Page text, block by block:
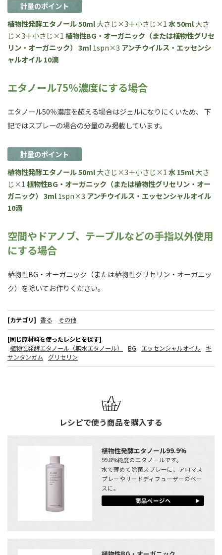
計量のポイント
植物性発酵エタノール 50ml大さじ×3＋小さじ×1水 50ml大さ
じ×3＋小さじ×1植物性BG・オーガニック（または植物性グリセ
リン・オーガニック） 3ml1spn×3アンチウイルス・エッセンシ
ャルオイル 10滴
エタノール75％濃度にする場合
エタノール50％濃度を超える場合はジェルになりにくいため、 下
記ではスプレーの場合の分量のみ掲載しています。
計量のポイント
植物性発酵エタノール 50ml大さじ×3＋小さじ×1水 15ml大さ
じ×1植物性BG・オーガニック（または植物性グリセリン・オー
ガニック） 3ml1spn×3アンチウイルス・エッセンシャルオイル
10滴
空間やドアノブ、テーブルなどの手指以外使用
にする場合
植物性BG・オーガニック（または植物性グリセリン・オーガニッ
ク）を除いてお作りください。
[カテゴリ] 香る その他
[同じ原材料を使ったレシピを探す]
植物性発酵エタノール（無水エタノール）
BG エッセンシャルオイル
キ
サンタンガム
グリセリン
レシピで使う商品を購入する
植物性発酵エタノール99.9%
99.8%純度のエタノールです。
水で薄めて除菌スプレーに、アロマス
プレーやリードディフューザーのベー
スに。
商品ページへ